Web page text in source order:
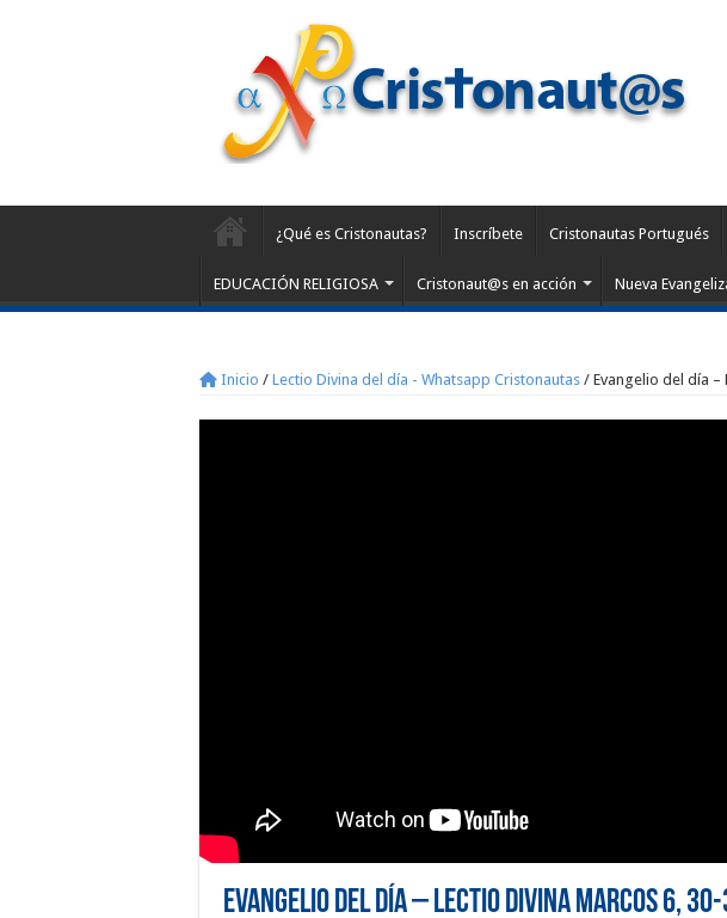
¿Qué es Cristonautas? Inscríbete Cristonautas Portugués
EDUCACIÓN RELIGIOSA Cristonaut@s en acción Nueva
Inicio / Lectio Divina del día - Whatsapp Cristonautas / Evangelio del día –
Evangelio del día – Lectio Divina Marcos 6,